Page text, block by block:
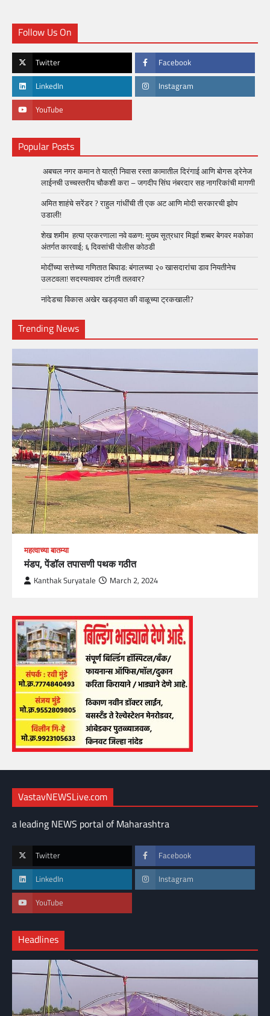
Follow Us On
Twitter Facebook
LinkedIn Instagram
YouTube
Popular Posts
अबचल नगर कमान ते यात्री निवास रस्ता कामातील दिरंगाई आणि बोगस ड्रेनेज
लाईनची उच्चस्तरीय चौकशी करा – जगदीप सिंघ नंबरदार सह नागरिकांची मागणी
अमित शाहंचे सरेंडर ? राहुल गांधींची ती एक अट आणि मोदी सरकारची झोप
उडाली!
शेख शमीम हत्या प्रकरणाला नवे वळण: मुख्य सूत्रधार मिर्झा शब्बर बेगवर मकोका
अंतर्गत कारवाई; ६ दिवसांची पोलीस कोठडी
मोदींच्या सत्तेच्या गणितात बिघाड: बंगालच्या २० खासदारांचा डाव नियतीनेच
उलटवला! सदस्यत्वावर टांगती तलवार?
नांदेडचा विकास अखेर खड्ड्यात की वाळूच्या ट्रकखाली?
Trending News
महत्वाच्या बातम्या
मंडप, पेंडॉल तपासणी पथक गठीत
Kanthak Suryatale March 2, 2024
VastavNEWSLive.com
a leading NEWS portal of Maharashtra
Twitter Facebook
LinkedIn Instagram
YouTube
Headlines